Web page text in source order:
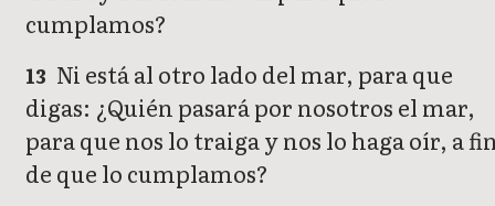
cumplamos?
13 Ni está al otro lado del mar, para que
digas: ¿Quién pasará por nosotros el mar,
para que nos lo traiga y nos lo haga oír, a
de que lo cumplamos?